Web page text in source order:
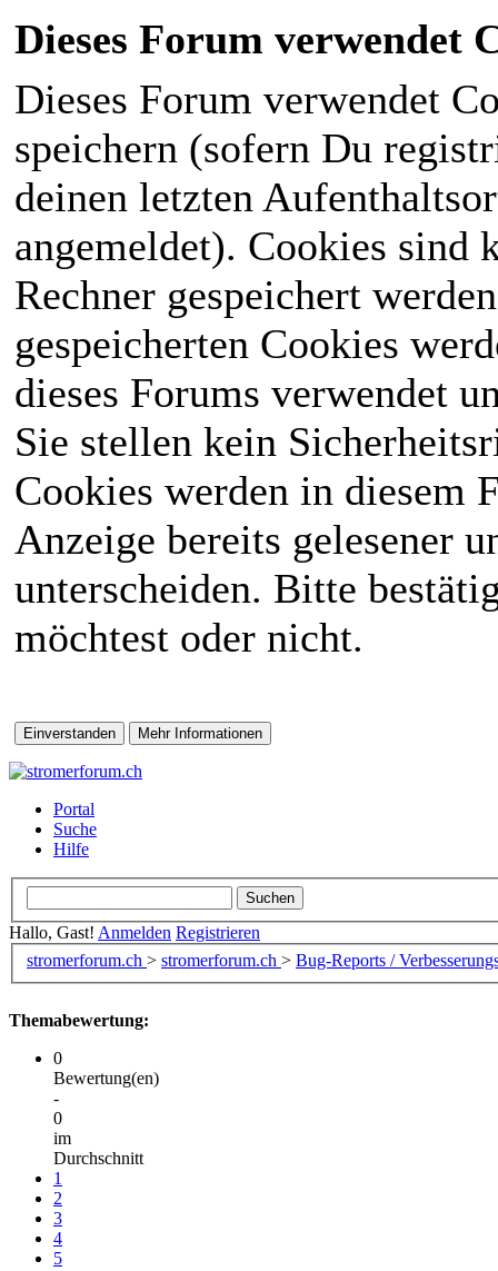
Dieses Forum verwendet
Dieses Forum verwendet
speichern (sofern Du
deinen letzten
angemeldet). Cookies sind
Rechner gespeichert
gespeicherten Cookies
dieses Forums verwendet
Sie stellen kein
Cookies werden in diesem
Anzeige bereits gelesener
unterscheiden. Bitte
möchtest oder nicht.
Portal
Suche
Hilfe
Hallo, Gast! Anmelden Registrieren
stromerforum.ch > stromerforum.ch > Bug-Reports /
Themabewertung:
0
Bewertung(en)
-
0
im
Durchschnitt
1
2
3
4
5